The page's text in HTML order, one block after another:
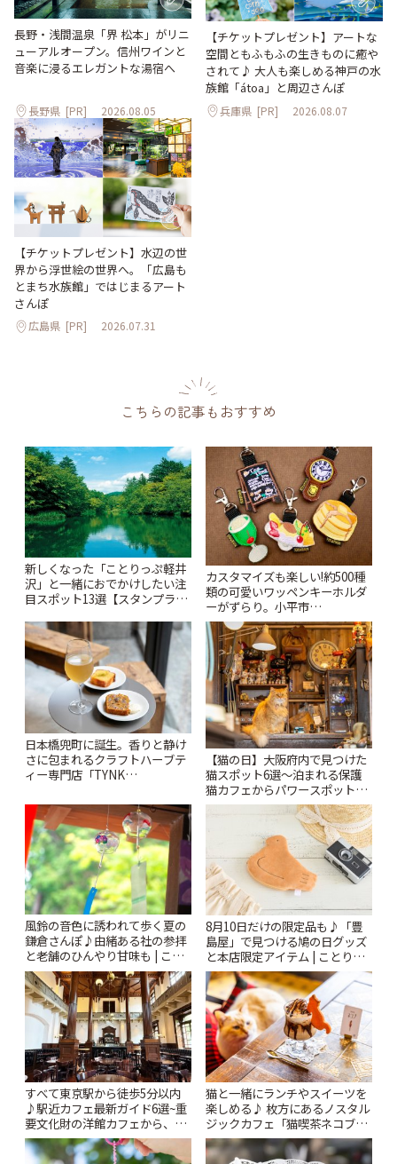
長野・浅間温泉「界 松本」がリニ
ューアルオープン。信州ワインと
音楽に浸るエレガントな湯宿へ
長野県 [PR] 2026.08.05
【チケットプレゼント】アートな
空間ともふもふの生きものに癒や
されて♪ 大人も楽しめる神戸の水
族館「átoa」と周辺さんぽ
兵庫県 [PR] 2026.08.07
【チケットプレゼント】水辺の世
界から浮世絵の世界へ。「広島も
とまち水族館」ではじまるアート
さんぽ
広島県 [PR] 2026.07.31
こちらの記事もおすすめ
新しくなった「ことりっぷ軽井
沢」と一緒におでかけしたい注
目スポット13選【スタンプラリ
カスタマイズも楽しい!約500種
類の可愛いワッペンキーホルダ
ーがずらり。小平市
「Kimamaya T&K」 | ことりっ
ぷ
日本橋兜町に誕生。香りと静け
さに包まれるクラフトハーブテ
ィー専門店「TYNK
【猫の日】大阪府内で見つけた
猫スポット6選〜泊まれる保護
猫カフェからパワースポットま
で〜 | ことりっぷ
風鈴の音色に誘われて歩く夏の
鎌倉さんぽ♪由緒ある社の参拝
と老舗のひんやり甘味も | こと
りっぷ
8月10日だけの限定品も♪「豊
島屋」で見つける鳩の日グッズ
と本店限定アイテム | ことりっ
ぷ
すべて東京駅から徒歩5分以内
♪駅近カフェ最新ガイド6選~重
要文化財の洋館カフェから、改
札すぐのレトロ喫茶まで~ | こと
りっぷ
猫と一緒にランチやスイーツを
楽しめる♪ 枚方にあるノスタル
ジックカフェ「猫喫茶ネコブ」
| ことりっぷ